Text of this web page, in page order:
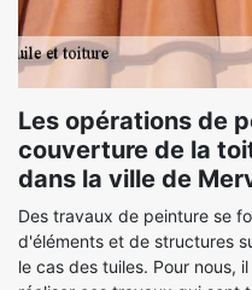
Les opérations de
couverture de la
dans la ville de
Des travaux de peinture se
d'éléments et de structures
le cas des tuiles. Pour nous,